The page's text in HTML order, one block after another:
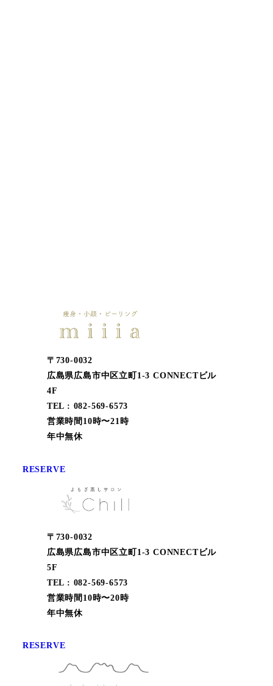
〒730-0032
広島県広島市中区立町1-3 CONNECTビル
4F
TEL : 082-569-6573
営業時間10時〜21時
年中無休
RESERVE
〒730-0032
広島県広島市中区立町1-3 CONNECTビル
5F
TEL : 082-569-6573
営業時間10時〜20時
年中無休
RESERVE